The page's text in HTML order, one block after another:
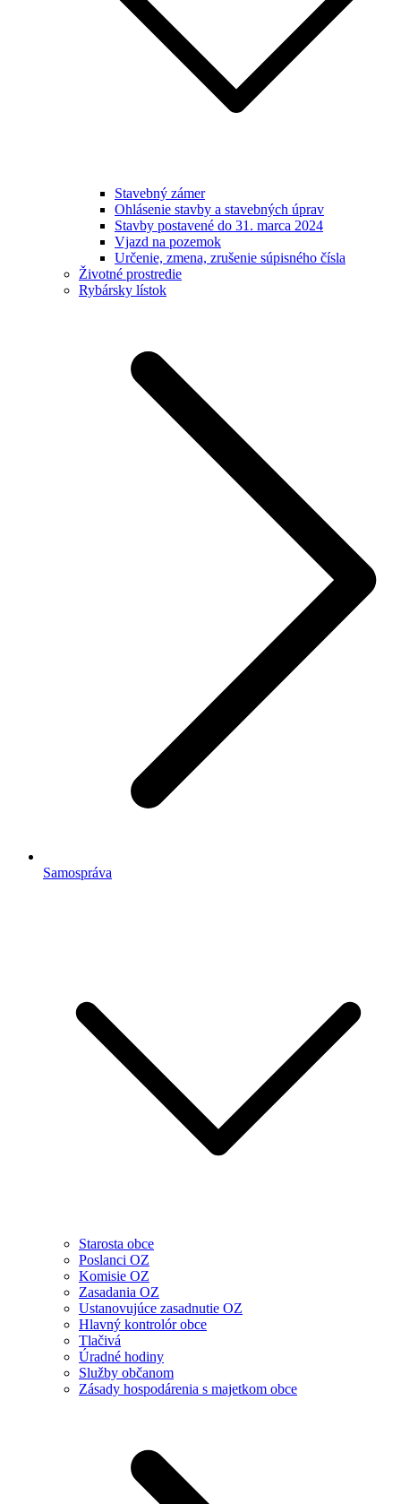
Stavebný zámer
Ohlásenie stavby a stavebných úprav
Stavby postavené do 31. marca 2024
Vjazd na pozemok
Určenie, zmena, zrušenie súpisného čísla
Životné prostredie
Rybársky lístok
Samospráva
Starosta obce
Poslanci OZ
Komisie OZ
Zasadania OZ
Ustanovujúce zasadnutie OZ
Hlavný kontrolór obce
Tlačivá
Úradné hodiny
Služby občanom
Zásady hospodárenia s majetkom obce